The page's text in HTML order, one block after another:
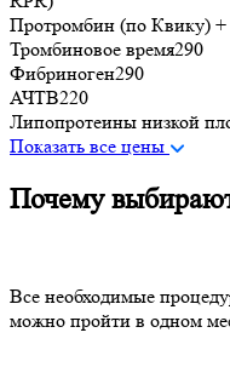
Протромбин (по Квику)
Тромбиновое время290
Фибриноген290
АЧТВ220
Липопротеины низкой
Показать все цены
Почему
Все необходимые
можно пройти в одном